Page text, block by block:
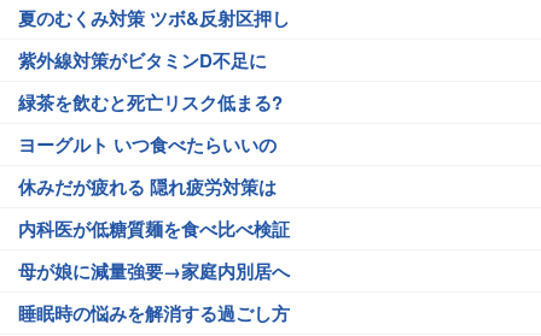
夏のむくみ対策 ツボ&反射区押し
紫外線対策がビタミンD不足に
緑茶を飲むと死亡リスク低まる?
ヨーグルト いつ食べたらいいの
休みだが疲れる 隠れ疲労対策は
内科医が低糖質麺を食べ比べ検証
母が娘に減量強要→家庭内別居へ
睡眠時の悩みを解消する過ごし方